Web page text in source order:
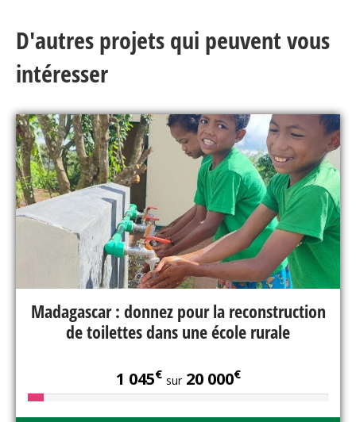
D'autres projets qui peuvent vous
intéresser
Madagascar : donnez pour la reconstruction
de toilettes dans une école rurale
1 045€ sur20 000€